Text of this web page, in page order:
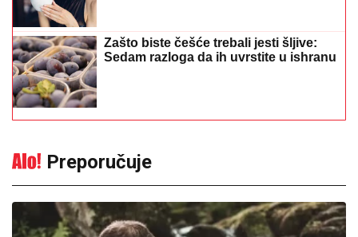
Zašto biste češće trebali jesti šljive:
Sedam razloga da ih uvrstite u ishranu
Preporučuje